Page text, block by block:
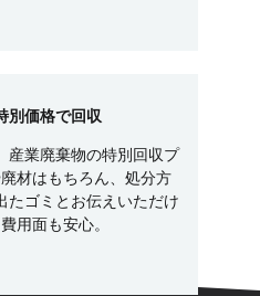
別価格で回収
産業廃棄物の特別回収プ
材はもちろん、処分方
たゴミとお伝えいただけ
用面も安心。